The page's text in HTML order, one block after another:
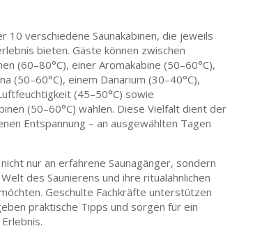
10 verschiedene Saunakabinen, die jeweils
bieten. Gäste können zwischen
(60–80°C), einer Aromakabine (50–60°C),
(50–60°C), einem Danarium (30–40°C),
(45–50°C) sowie
(50–60°C) wählen. Diese Vielfalt dient der
Entspannung – an ausgewählten Tagen
nur an erfahrene Saunagänger, sondern
des Saunierens und ihre ritualähnlichen
Geschulte Fachkräfte unterstützen
praktische Tipps und sorgen für ein